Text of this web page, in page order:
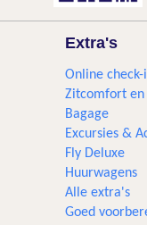
Extra's
Online check-
Zitcomfort en
Bagage
Excursies &
Fly Deluxe
Huurwagens
Alle extra's
Goed